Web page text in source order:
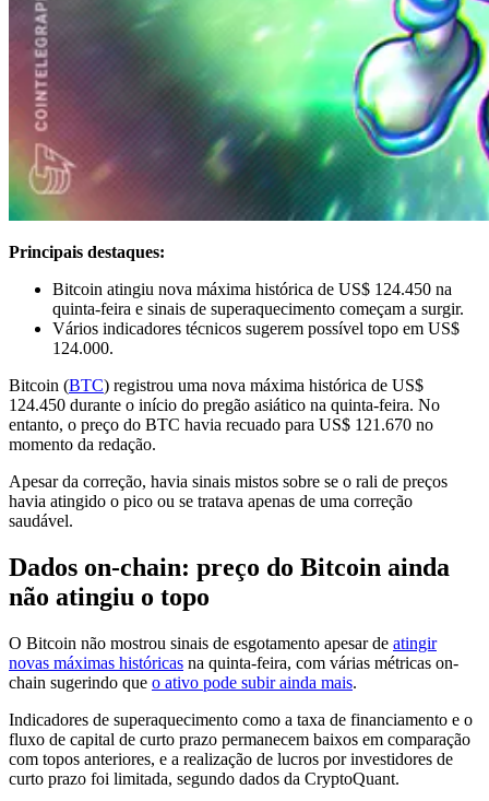
Principais destaques:
Bitcoin atingiu nova máxima histórica de US$ 124.450 na
quinta-feira e sinais de superaquecimento começam a surgir.
Vários indicadores técnicos sugerem possível topo em US$
124.000.
Bitcoin (BTC) registrou uma nova máxima histórica de US$
124.450 durante o início do pregão asiático na quinta-feira. No
entanto, o preço do BTC havia recuado para US$ 121.670 no
momento da redação.
Apesar da correção, havia sinais mistos sobre se o rali de preços
havia atingido o pico ou se tratava apenas de uma correção
saudável.
Dados on-chain: preço do Bitcoin ainda
não atingiu o topo
O Bitcoin não mostrou sinais de esgotamento apesar de atingir
novas máximas históricas na quinta-feira, com várias métricas on-
chain sugerindo que o ativo pode subir ainda mais.
Indicadores de superaquecimento como a taxa de financiamento e o
fluxo de capital de curto prazo permanecem baixos em comparação
com topos anteriores, e a realização de lucros por investidores de
curto prazo foi limitada, segundo dados da CryptoQuant.